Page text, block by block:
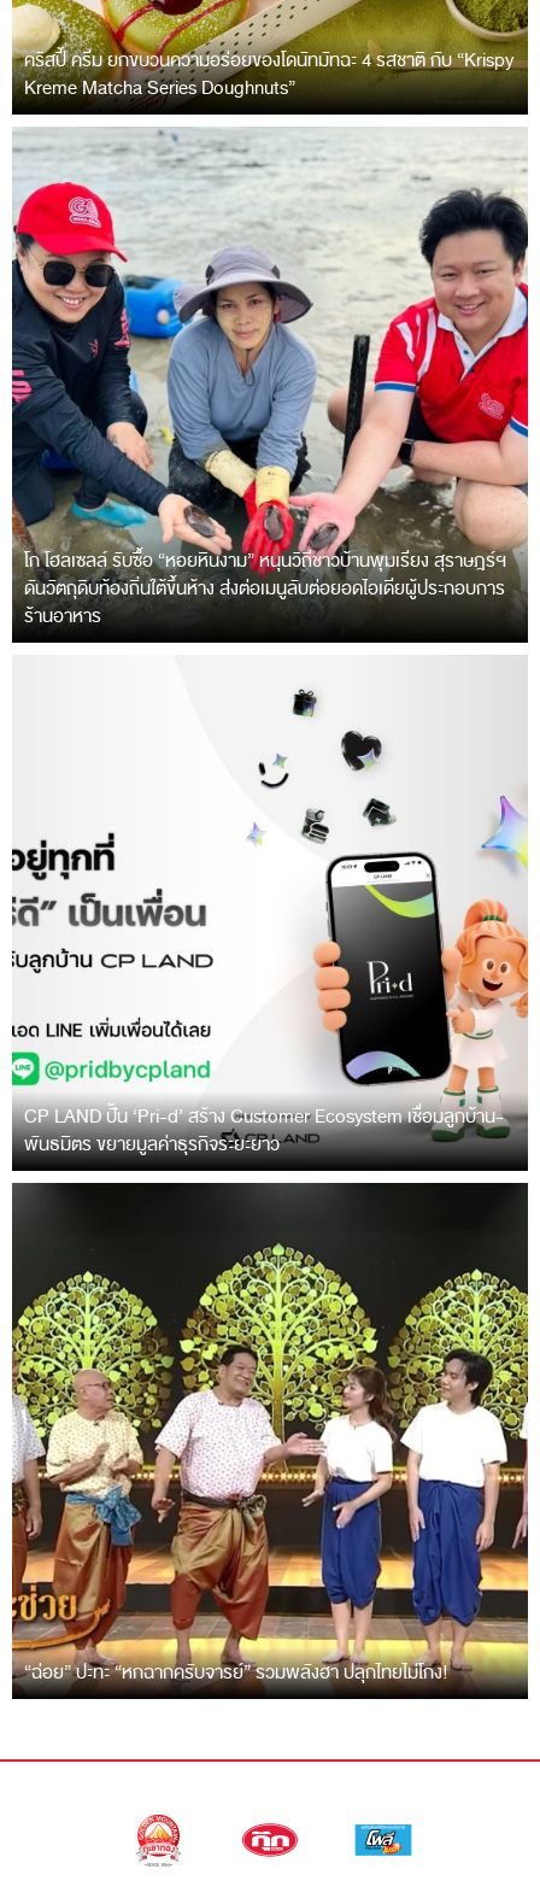
คริสปี้ ครีม ยกขบวนความอร่อยของโดนัทมัทฉะ 4 รสชาติ กับ “Krispy
Kreme Matcha Series Doughnuts”
โก โฮลเซลล์ รับซื้อ “หอยหินงาม” หนุนวิถีชาวบ้านพุมเรียง สุราษฎร์ฯ
ดันวัตถุดิบท้องถิ่นใต้ขึ้นห้าง ส่งต่อเมนูลับต่อยอดไอเดียผู้ประกอบการ
ร้านอาหาร
CP LAND ปั้น ‘Pri-d’ สร้าง Customer Ecosystem เชื่อมลูกบ้าน-
พันธมิตร ขยายมูลค่าธุรกิจระยะยาว
“ฉ่อย” ปะทะ “หกฉากครับจารย์” รวมพลังฮา ปลุกไทยไม่โกง!